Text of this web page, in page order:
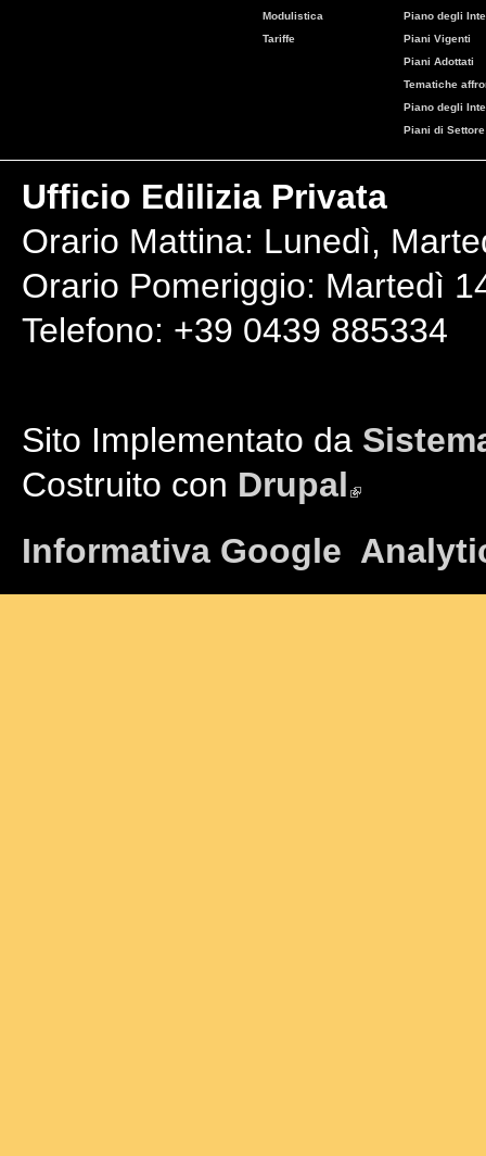
Modulistica
Tariffe
Piano degli
Piani Vigenti
Piani Adottati
Tematiche
Piano degli
Piani di Settore
Ufficio Edilizia Privata
Orario Mattina: Lunedì,
Orario Pomeriggio: Martedì
Telefono: +39 0439 885334
Sito Implementato da
Costruito con Drupal
Informativa Google